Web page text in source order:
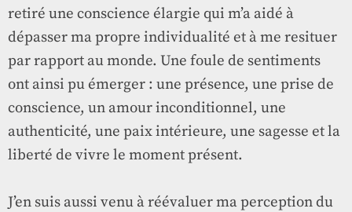
retiré une conscience élargie qui m’a aidé à
dépasser ma propre individualité et à me resituer
par rapport au monde. Une foule de sentiments
ont ainsi pu émerger : une présence, une prise de
conscience, un amour inconditionnel, une
authenticité, une paix intérieure, une sagesse et la
liberté de vivre le moment présent.
J’en suis aussi venu à réévaluer ma perception du